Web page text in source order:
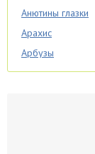
Анютины глазки
Арахис
Арбузы
Аспарагус